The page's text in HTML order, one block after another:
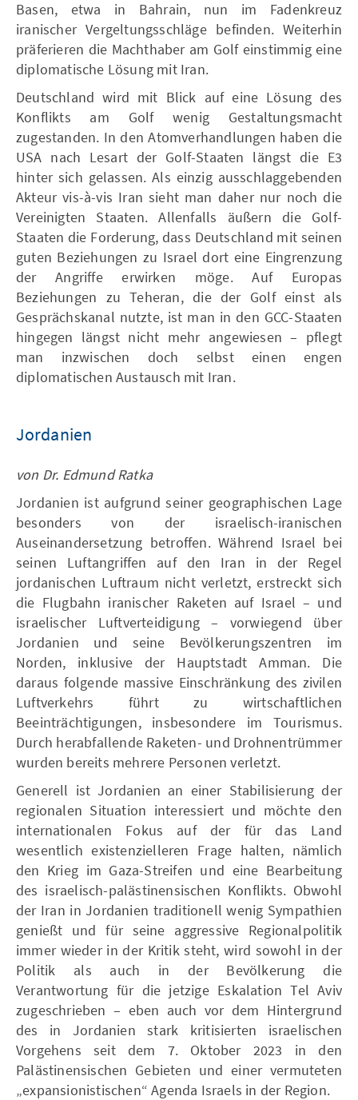
Basen, etwa in Bahrain, nun im Fadenkreuz
iranischer Vergeltungsschläge befinden. Weiterhin
präferieren die Machthaber am Golf einstimmig eine
diplomatische Lösung mit Iran.
Deutschland wird mit Blick auf eine Lösung des
Konflikts am Golf wenig Gestaltungsmacht
zugestanden. In den Atomverhandlungen haben die
USA nach Lesart der Golf-Staaten längst die E3
hinter sich gelassen. Als einzig ausschlaggebenden
Akteur vis-à-vis Iran sieht man daher nur noch die
Vereinigten Staaten. Allenfalls äußern die Golf-
Staaten die Forderung, dass Deutschland mit seinen
guten Beziehungen zu Israel dort eine Eingrenzung
der Angriffe erwirken möge. Auf Europas
Beziehungen zu Teheran, die der Golf einst als
Gesprächskanal nutzte, ist man in den GCC-Staaten
hingegen längst nicht mehr angewiesen – pflegt
man inzwischen doch selbst einen engen
diplomatischen Austausch mit Iran.
Jordanien
von Dr. Edmund Ratka
Jordanien ist aufgrund seiner geographischen Lage
besonders von der israelisch-iranischen
Auseinandersetzung betroffen. Während Israel bei
seinen Luftangriffen auf den Iran in der Regel
jordanischen Luftraum nicht verletzt, erstreckt sich
die Flugbahn iranischer Raketen auf Israel – und
israelischer Luftverteidigung – vorwiegend über
Jordanien und seine Bevölkerungszentren im
Norden, inklusive der Hauptstadt Amman. Die
daraus folgende massive Einschränkung des zivilen
Luftverkehrs führt zu wirtschaftlichen
Beeinträchtigungen, insbesondere im Tourismus.
Durch herabfallende Raketen- und Drohnentrümmer
wurden bereits mehrere Personen verletzt.
Generell ist Jordanien an einer Stabilisierung der
regionalen Situation interessiert und möchte den
internationalen Fokus auf der für das Land
wesentlich existenzielleren Frage halten, nämlich
den Krieg im Gaza-Streifen und eine Bearbeitung
des israelisch-palästinensischen Konflikts. Obwohl
der Iran in Jordanien traditionell wenig Sympathien
genießt und für seine aggressive Regionalpolitik
immer wieder in der Kritik steht, wird sowohl in der
Politik als auch in der Bevölkerung die
Verantwortung für die jetzige Eskalation Tel Aviv
zugeschrieben – eben auch vor dem Hintergrund
des in Jordanien stark kritisierten israelischen
Vorgehens seit dem 7. Oktober 2023 in den
Palästinensischen Gebieten und einer vermuteten
„expansionistischen“ Agenda Israels in der Region.